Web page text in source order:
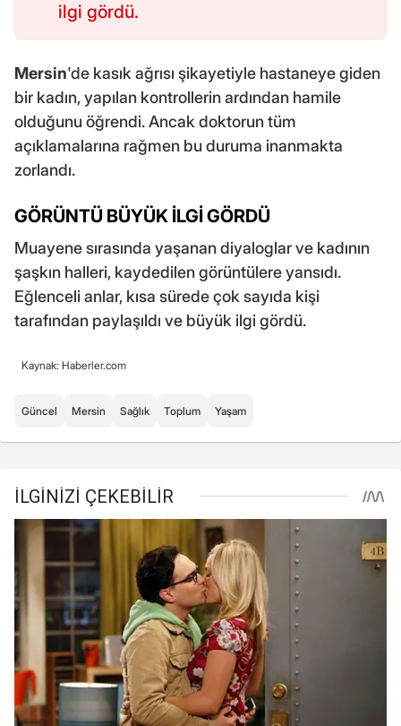
ilgi gördü.
Mersin'de kasık ağrısı şikayetiyle hastaneye giden
bir kadın, yapılan kontrollerin ardından hamile
olduğunu öğrendi. Ancak doktorun tüm
açıklamalarına rağmen bu duruma inanmakta
zorlandı.
GÖRÜNTÜ BÜYÜK İLGİ GÖRDÜ
Muayene sırasında yaşanan diyaloglar ve kadının
şaşkın halleri, kaydedilen görüntülere yansıdı.
Eğlenceli anlar, kısa sürede çok sayıda kişi
tarafından paylaşıldı ve büyük ilgi gördü.
Kaynak: Haberler.com
Güncel Mersin Sağlık Toplum Yaşam